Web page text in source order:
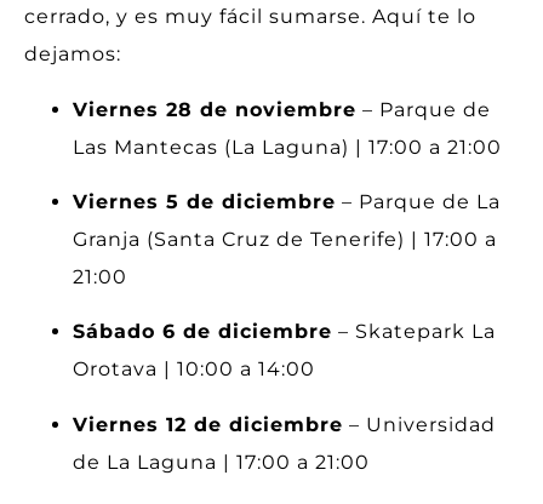
cerrado, y es muy fácil sumarse. Aquí te lo
dejamos:
Viernes 28 de noviembre – Parque de
Las Mantecas (La Laguna) | 17:00 a 21:00
Viernes 5 de diciembre – Parque de La
Granja (Santa Cruz de Tenerife) | 17:00 a
21:00
Sábado 6 de diciembre – Skatepark La
Orotava | 10:00 a 14:00
Viernes 12 de diciembre – Universidad
de La Laguna | 17:00 a 21:00